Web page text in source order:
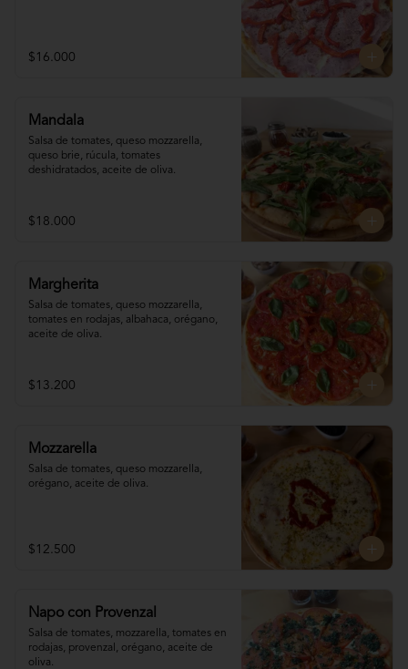
$16.000
Mandala
Salsa de tomates, queso mozzarella,
queso brie, rúcula, tomates
deshidratados, aceite de oliva.
$18.000
Margherita
Salsa de tomates, queso mozzarella,
tomates en rodajas, albahaca, orégano,
aceite de oliva.
$13.200
Mozzarella
Salsa de tomates, queso mozzarella,
orégano, aceite de oliva.
$12.500
Napo con Provenzal
Salsa de tomates, mozzarella, tomates en
rodajas, provenzal, orégano, aceite de
oliva.